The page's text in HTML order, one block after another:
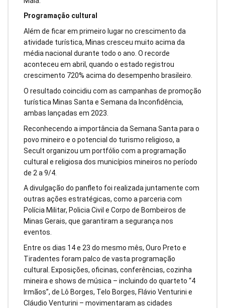
Programação cultural
Além de ficar em primeiro lugar no crescimento da
atividade turística, Minas cresceu muito acima da
média nacional durante todo o ano. O recorde
aconteceu em abril, quando o estado registrou
crescimento 720% acima do desempenho brasileiro.
O resultado coincidiu com as campanhas de promoção
turística Minas Santa e Semana da Inconfidência,
ambas lançadas em 2023.
Reconhecendo a importância da Semana Santa para o
povo mineiro e o potencial do turismo religioso, a
Secult organizou um portfólio com a programação
cultural e religiosa dos municípios mineiros no período
de 2 a 9/4.
A divulgação do panfleto foi realizada juntamente com
outras ações estratégicas, como a parceria com
Polícia Militar, Policia Civil e Corpo de Bombeiros de
Minas Gerais, que garantiram a segurança nos
eventos.
Entre os dias 14 e 23 do mesmo mês, Ouro Preto e
Tiradentes foram palco de vasta programação
cultural. Exposições, oficinas, conferências, cozinha
mineira e shows de música – incluindo do quarteto “4
Irmãos”, de Lô Borges, Telo Borges, Flávio Venturini e
Cláudio Venturini – movimentaram as cidades